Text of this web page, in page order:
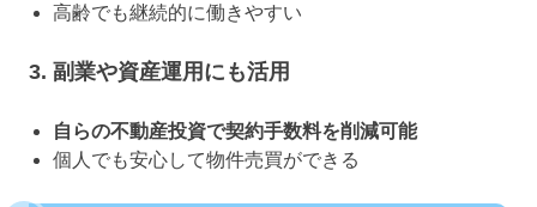
高齢でも継続的に働きやすい
3. 副業や資産運用にも活用
自らの不動産投資で契約手数料を削減可能
個人でも安心して物件売買ができる